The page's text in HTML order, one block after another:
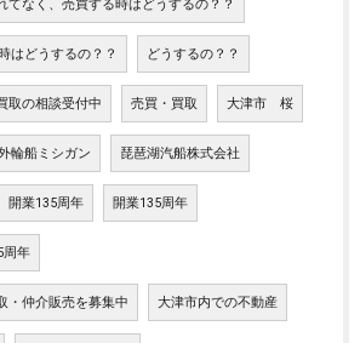
てなく、売買する時はどうするの？？
はどうするの？？ どうするの？？
取の相談受付中 売買・買取 大津市 桜
輪船ミシガン 琵琶湖汽船株式会社
開業135周年 開業135周年
周年
・仲介販売を募集中 大津市内での不動産